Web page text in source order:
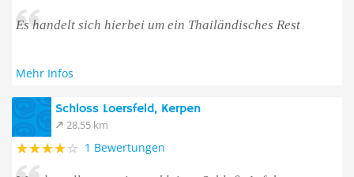
Es handelt sich hierbei um ein Thailändisches Rest
Mehr Infos
Schloss Loersfeld, Kerpen
28.55 km
1 Bewertungen